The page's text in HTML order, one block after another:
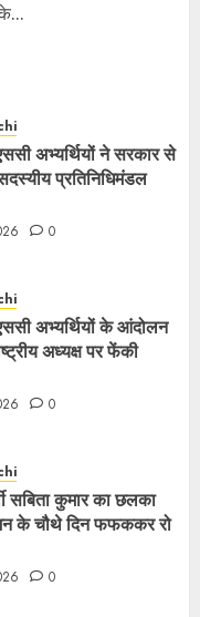
अभ्यर्थियों ने सरकार से
प्रतिनिधिमंडल
0
अभ्यर्थियों के आंदोलन
अध्यक्ष पर फेंकी
0
सबिता कुमार का छलका
के चौथे दिन फफककर रो
0